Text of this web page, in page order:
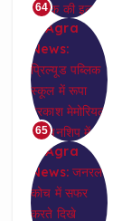
64
65